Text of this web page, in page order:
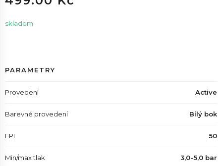
skladem
PARAMETRY
Provedení Active
Barevné provedení Bílý bok
EPI 50
Min/max tlak 3,0-5,0 bar